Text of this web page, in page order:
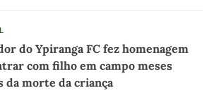
do Ypiranga FC fez homenagem
com filho em campo meses
da morte da criança